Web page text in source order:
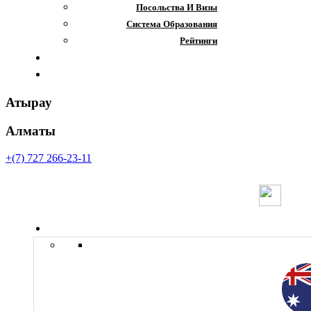
Посольства И Визы
Система Образования
Рейтинги
Атырау
Алматы
+(7) 727 266-23-11